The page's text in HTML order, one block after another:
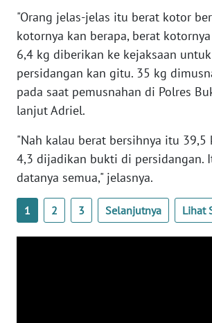
"Orang jelas-jelas itu berat kotor
kotornya kan berapa, berat
6,4 kg diberikan ke kejaksaan
persidangan kan gitu. 35 kg
pada saat pemusnahan di Polres
lanjut Adriel.
"Nah kalau berat bersihnya itu 39,5
4,3 dijadikan bukti di persidangan.
datanya semua," jelasnya.
1 2 3 Selanjutnya Lihat
WN
BANTEN
WN
NTT
KEPRI
WN